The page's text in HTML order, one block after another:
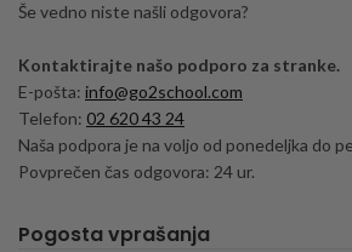
Še vedno niste našli odgovora?
Kontaktirajte našo podporo za stranke.
E-pošta: info@go2school.com
Telefon: 02 620 43 24
Naša podpora je na voljo od ponedeljka do
Povprečen čas odgovora: 24 ur.
Pogosta vprašanja